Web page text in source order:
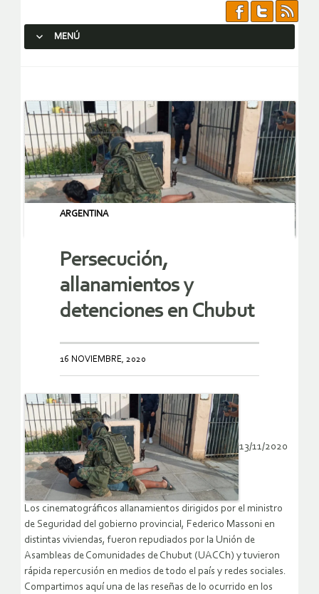
MENÚ
ARGENTINA
Persecución,
allanamientos y
detenciones en Chubut
16 NOVIEMBRE, 2020
13/11/2020
Los cinematográficos allanamientos dirigidos por el ministro
de Seguridad del gobierno provincial, Federico Massoni en
distintas viviendas, fueron repudiados por la Unión de
Asambleas de Comunidades de Chubut (UACCh) y tuvieron
rápida repercusión en medios de todo el país y redes sociales.
Compartimos aquí una de las reseñas de lo ocurrido en los